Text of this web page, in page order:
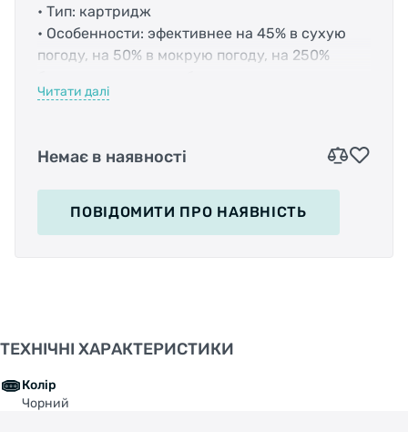
• Тип: картридж
• Особенности: эфективнее на 45% в сухую
погоду, на 50% в мокрую погоду, на 250%
• Комплектация: 4шт
Читати далі
Немає в наявності
ПОВІДОМИТИ ПРО НАЯВНІСТЬ
ТЕХНІЧНІ ХАРАКТЕРИСТИКИ
Колір
Чорний